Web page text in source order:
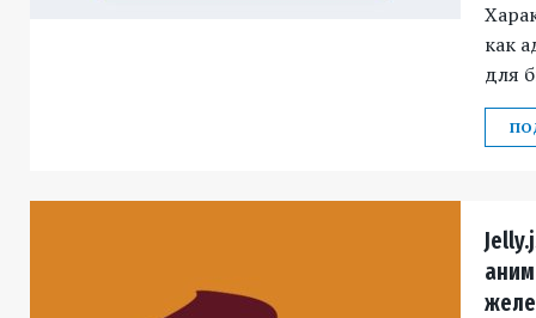
как
для